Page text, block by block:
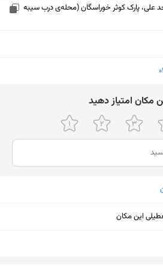
علی، پارک کوثر خوراسگان (محله‌ی درب سیبه
ﻣﮑﺎن اﻣﺘﯿﺎز دﻫﯿﺪ
این مکان